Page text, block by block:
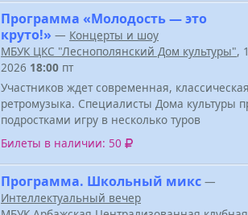
Программа «Молодость — это
круто!» — Концерты и шоу
МБУК ЦКС "Леснополянский Дом культуры",
2026 18:00 пт
Участников ждет современная,
ретромузыка. Специалисты Дома культуры
подростками игру в несколько туров
Билеты в наличии: 50
Программа. Школьный микс —
Интеллектуальный вечер